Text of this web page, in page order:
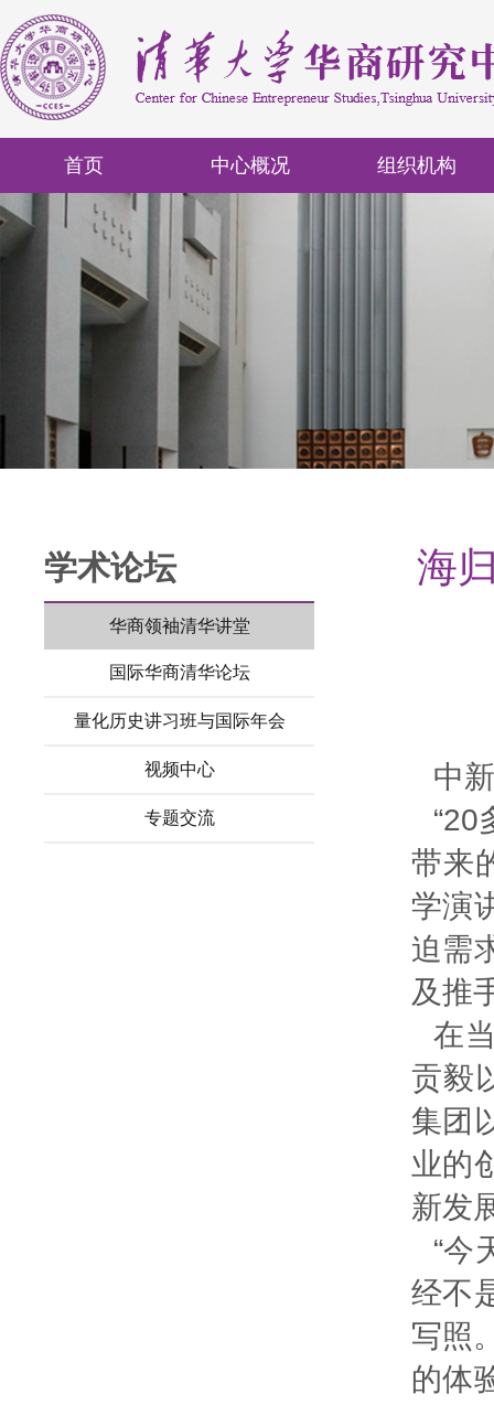
首页 中心概况 组织机构
学术论坛
华商领袖清华讲堂
国际华商清华论坛
量化历史讲习班与国际年会
视频中心
专题交流
海
中
“20
带来
学演
迫需
及推
在
贡毅
集团
业的
新发
“今
经不
写照
的体